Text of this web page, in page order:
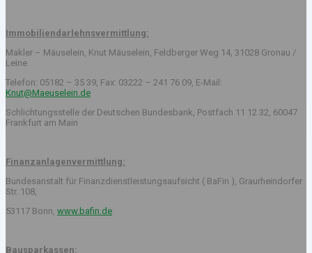
Immobiliendarlehnsvermittlung:
Makler – Mäuselein, Knut Mäuselein, Feldberger Weg 14, 31028 Gronau /
Leine
Telefon: 05182 – 35 39, Fax: 03222 – 241 76 09, E-Mail:
Knut@Maeuselein.de
Schlichtungsstelle der Deutschen Bundesbank, Postfach 11 12 32, 60047
Frankfurt am Main
Finanzanlagenvermittlung:
Bundesanstalt für Finanzdienstleistungsaufsicht ( BaFin ), Graurheindorfer
Str. 108,
53117 Bonn, www.bafin.de
Bausparkassen: